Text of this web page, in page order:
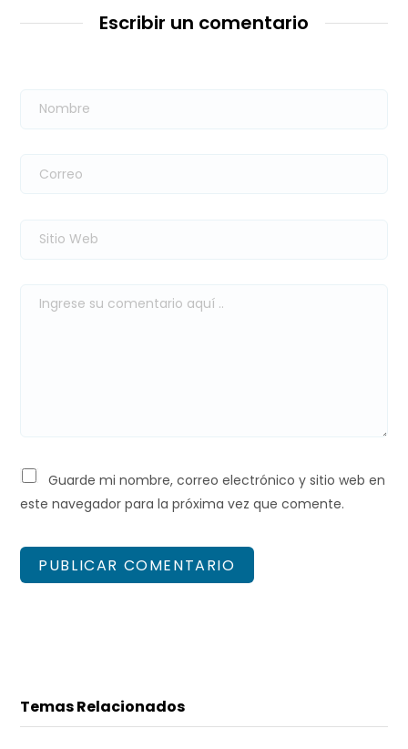
Escribir un comentario
Guarde mi nombre, correo electrónico y sitio web en
este navegador para la próxima vez que comente.
Temas Relacionados